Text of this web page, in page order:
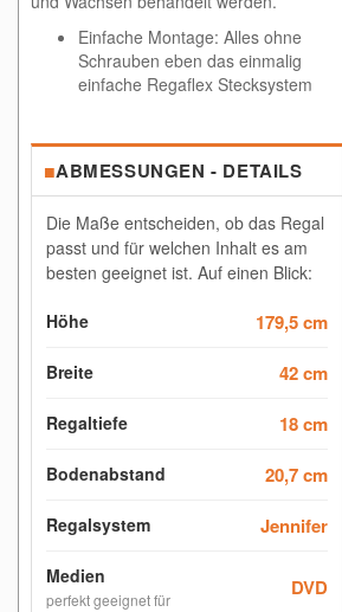
Einfache Montage: Alles ohne
Schrauben eben das einmalig
einfache Regaflex Stecksystem
■ABMESSUNGEN - DETAILS
Die Maße entscheiden, ob das Regal
passt und für welchen Inhalt es am
besten geeignet ist. Auf einen Blick:
Höhe 179,5 cm
Breite 42 cm
Regaltiefe 18 cm
Bodenabstand 20,7 cm
Regalsystem Jennifer
Medien
perfekt geeignet für DVD